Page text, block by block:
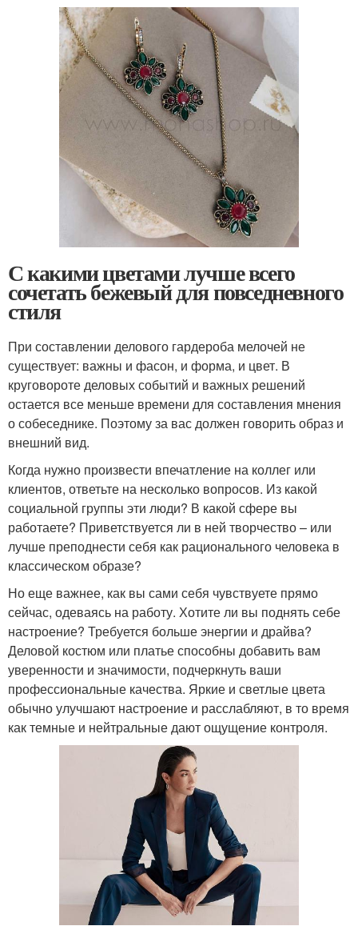
С какими цветами лучше всего
сочетать бежевый для повседневного
стиля
При составлении делового гардероба мелочей не
существует: важны и фасон, и форма, и цвет. В
круговороте деловых событий и важных решений
остается все меньше времени для составления мнения
о собеседнике. Поэтому за вас должен говорить образ и
внешний вид.
Когда нужно произвести впечатление на коллег или
клиентов, ответьте на несколько вопросов. Из какой
социальной группы эти люди? В какой сфере вы
работаете? Приветствуется ли в ней творчество – или
лучше преподнести себя как рационального человека в
классическом образе?
Но еще важнее, как вы сами себя чувствуете прямо
сейчас, одеваясь на работу. Хотите ли вы поднять себе
настроение? Требуется больше энергии и драйва?
Деловой костюм или платье способны добавить вам
уверенности и значимости, подчеркнуть ваши
профессиональные качества. Яркие и светлые цвета
обычно улучшают настроение и расслабляют, в то время
как темные и нейтральные дают ощущение контроля.